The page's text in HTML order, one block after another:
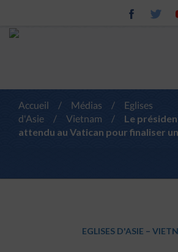
Accueil / Médias /
Eglises
d'Asie
/ Vietnam /
Le
attendu au Vatican pour finaliser
EGLISES D'ASIE –